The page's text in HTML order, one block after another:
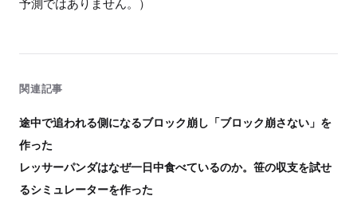
予測ではありません。）
関連記事
途中で追われる側になるブロック崩し「ブロック崩さない」を
作った
レッサーパンダはなぜ一日中食べているのか。笹の収支を試せ
るシミュレーターを作った